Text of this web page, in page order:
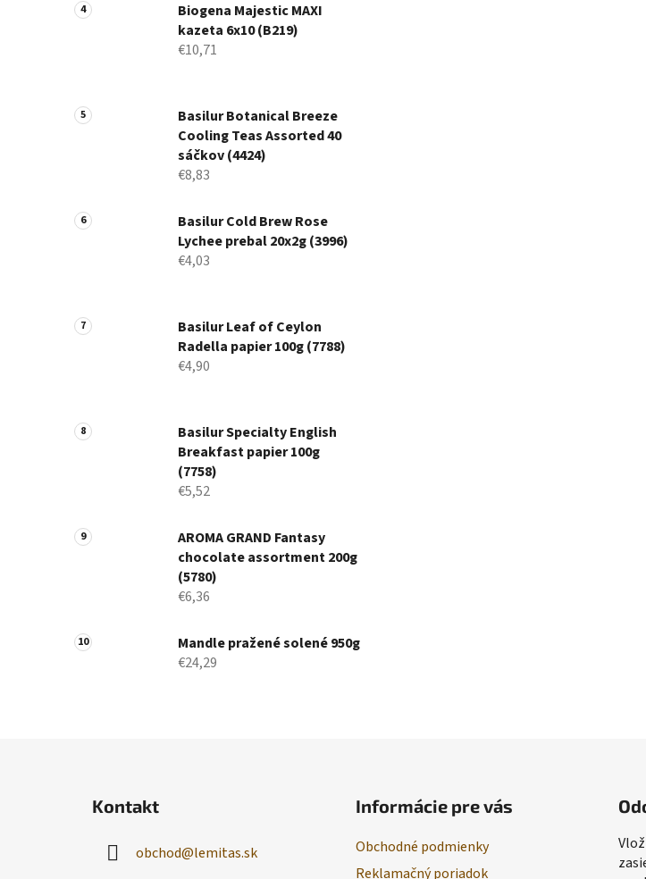
Biogena Majestic MAXI
kazeta 6x10 (B219)
€10,71
Basilur Botanical Breeze
Cooling Teas Assorted 40
sáčkov (4424)
€8,83
Basilur Cold Brew Rose
Lychee prebal 20x2g (3996)
€4,03
Basilur Leaf of Ceylon
Radella papier 100g (7788)
€4,90
Basilur Specialty English
Breakfast papier 100g
(7758)
€5,52
AROMA GRAND Fantasy
chocolate assortment 200g
(5780)
€6,36
Mandle pražené solené 950g
€24,29
Kontakt
obchod@lemitas.sk
Informácie pre vás
Obchodné podmienky
Reklamačný poriadok